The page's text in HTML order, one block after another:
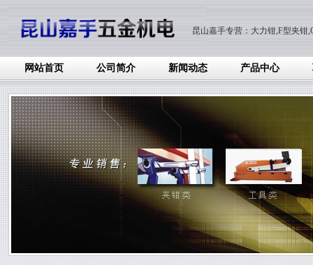
昆山嘉手专营：大力钳,F型夹钳
网站首页 公司简介 新闻动态 产品中心